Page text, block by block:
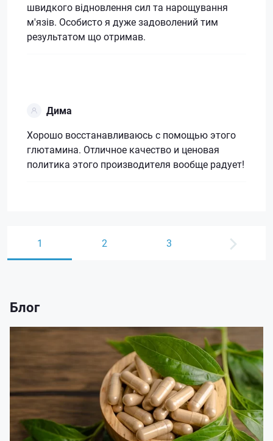
швидкого відновлення сил та нарощування
м'язів. Особисто я дуже задоволений тим
результатом що отримав.
Дима
Хорошо восстанавливаюсь с помощью этого
глютамина. Отличное качество и ценовая
политика этого производителя вообще радует!
1 2 3
Блог